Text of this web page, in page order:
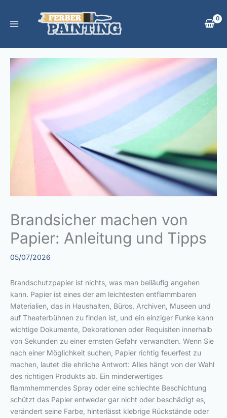
springen
Brandsicher machen von
Papier: Anleitung und Tipps
05/07/2026
Brandschutzpapier ist nichts, was man beiläufig angehen
kann. Papier ist eines der am leichtesten entflammbaren
Materialien, das in Haushalten, Büros, Archiven, Museen und
auf Theaterbühnen zu finden ist, und ein einziger Funke kann
wichtige Dokumente, Dekorationen oder Requisiten innerhalb
von Sekunden zu einer ernsten Gefahr verwandten. Wenn Sie
nach einer Möglichkeit suchen, Papier richtig feuerfest zu
machen, lautet die ehrliche Antwort: Alles hängt von der Wahl
des richtigen Produkts ab. Ein minderwertiges
flammhemmendes Spray oder eine schlechte Beschichtung
schützt das Papier entweder gar nicht oder beschädigt es,
verändert seine Farbe, hinterlässt klebrige Rückstände oder